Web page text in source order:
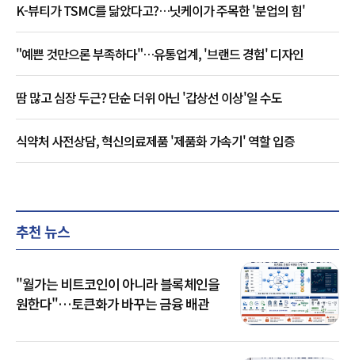
K-뷰티가 TSMC를 닮았다고?…닛케이가 주목한 '분업의 힘'
"예쁜 것만으론 부족하다"…유통업계, '브랜드 경험' 디자인
땀 많고 심장 두근? 단순 더위 아닌 '갑상선 이상'일 수도
식약처 사전상담, 혁신의료제품 '제품화 가속기' 역할 입증
추천 뉴스
"월가는 비트코인이 아니라 블록체인을
원한다"…토큰화가 바꾸는 금융 배관